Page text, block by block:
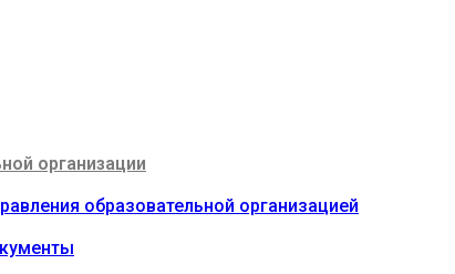
организации
образовательной организацией